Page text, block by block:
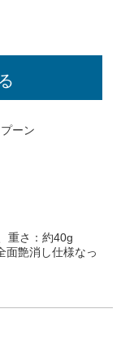
ーン
重さ：約40g
面艶消し仕様なっ